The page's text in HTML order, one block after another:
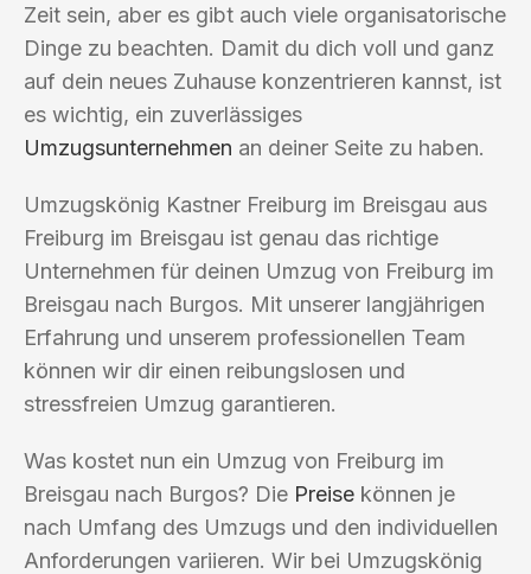
Zeit sein, aber es gibt auch viele organisatorische
Dinge zu beachten. Damit du dich voll und ganz
auf dein neues Zuhause konzentrieren kannst, ist
es wichtig, ein zuverlässiges
Umzugsunternehmen an deiner Seite zu haben.
Umzugskönig Kastner Freiburg im Breisgau aus
Freiburg im Breisgau ist genau das richtige
Unternehmen für deinen Umzug von Freiburg im
Breisgau nach Burgos. Mit unserer langjährigen
Erfahrung und unserem professionellen Team
können wir dir einen reibungslosen und
stressfreien Umzug garantieren.
Was kostet nun ein Umzug von Freiburg im
Breisgau nach Burgos? Die Preise können je
nach Umfang des Umzugs und den individuellen
Anforderungen variieren. Wir bei Umzugskönig